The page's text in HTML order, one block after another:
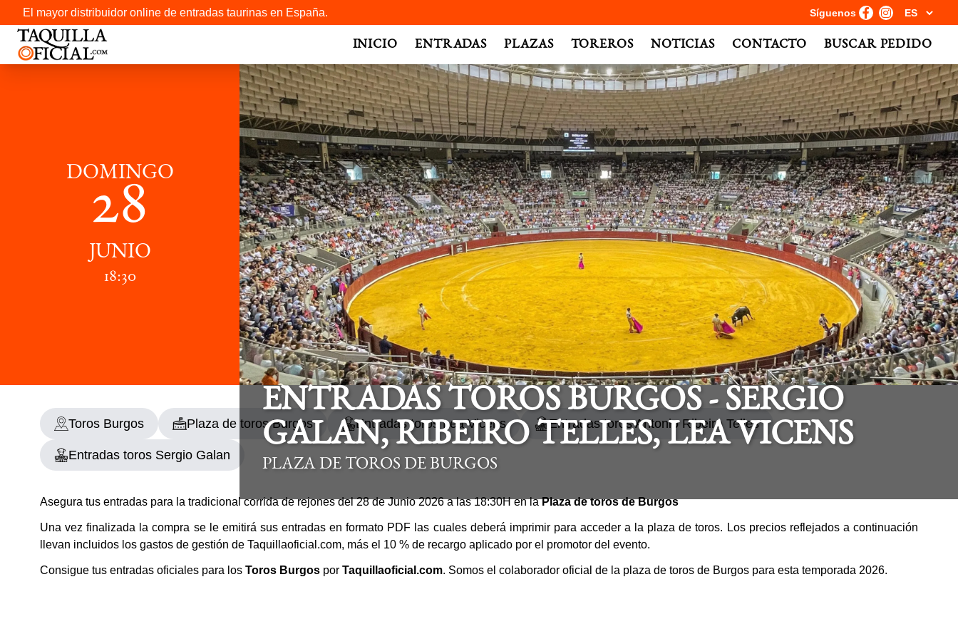
El mayor distribuidor online de entradas taurinas en España. Síguenos
INICIO ENTRADAS PLAZAS TOREROS NOTICIAS CONTACTO BUSCAR PEDIDO
DOMINGO
28
JUNIO
18:30
ENTRADAS TOROS BURGOS - SERGIO
GALAN, RIBEIRO TELLES, LEA VICENS
PLAZA DE TOROS DE BURGOS
Toros Burgos Plaza de toros Burgos Entradas toros Lea Vicens Entradas toros Antonio Ribeiro Telles
Entradas toros Sergio Galan
Asegura tus entradas para la tradicional corrida de rejones del 28 de Junio 2026 a las 18:30H en laPlaza de toros de Burgos
Una vez finalizada la compra se le emitirá sus entradas en formato PDF las cuales deberá imprimir para acceder a la plaza de toros. Los precios reflejados a continuación
llevan incluidos los gastos de gestión de Taquillaoficial.com, más el 10 % de recargo aplicado por el promotor del evento.
Consigue tus entradas oficiales para los Toros Burgos por Taquillaoficial.com. Somos el colaborador oficial de la plaza de toros de Burgos para esta temporada 2026.